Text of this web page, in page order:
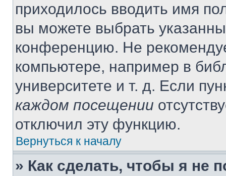
приходилось вводить имя
вы можете выбрать
конференцию. Не
компьютере, например в
университете и т. д. Если
каждом посещении
отключил эту функцию.
Вернуться к началу
» Как сделать, чтобы я не